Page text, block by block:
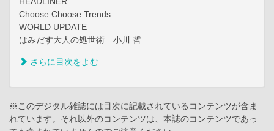
Choose Choose Trends
WORLD UPDATE
はみだす大人の処世術 小川 哲
さらに目次をよむ
※このデジタル雑誌には目次に記載されているコンテンツが含ま
れています。それ以外のコンテンツは、本誌のコンテンツであっ